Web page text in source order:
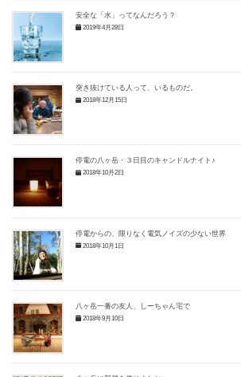
安全な「水」ってなんだろう？
2019年4月28日
突き抜けている人って、いるものだ。
2018年12月15日
停電の八ヶ岳・３日目のキャンドルナイト♪
2018年10月2日
停電からの、限りなく電気ノイズの少ない世界
2018年10月1日
八ヶ岳一番の友人、しーちゃん宅で
2018年9月10日